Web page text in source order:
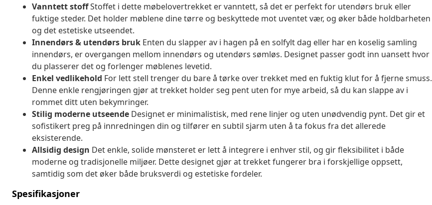
Vanntett stoffStoffet i dette møbelovertrekket er vanntett, så det er perfekt for utendørs bruk eller
fuktige steder. Det holder møblene dine tørre og beskyttede mot uventet vær, og øker både holdbarheten
og det estetiske utseendet.
Innendørs & utendørs bruk Enten du slapper av i hagen på en solfylt dag eller har en koselig samling
innendørs, er overgangen mellom innendørs og utendørs sømløs. Designet passer godt inn uansett hvor
du plasserer det og forlenger møblenes levetid.
Enkel vedlikehold For lett stell trenger du bare å tørke over trekket med en fuktig klut for å fjerne smuss.
Denne enkle rengjøringen gjør at trekket holder seg pent uten for mye arbeid, så du kan slappe av i
rommet ditt uten bekymringer.
Stilig moderne utseende Designet er minimalistisk, med rene linjer og uten unødvendig pynt. Det gir et
sofistikert preg på innredningen din og tilfører en subtil sjarm uten å ta fokus fra det allerede
eksisterende.
Allsidig design Det enkle, solide mønsteret er lett å integrere i enhver stil, og gir fleksibilitet i både
moderne og tradisjonelle miljøer. Dette designet gjør at trekket fungerer bra i forskjellige oppsett,
samtidig som det øker både bruksverdi og estetiske fordeler.
Spesifikasjoner